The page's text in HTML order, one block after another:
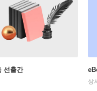
선출간
상